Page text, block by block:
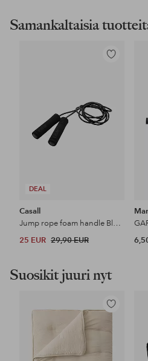
Samankaltaisia
DEAL
Lisää
Casall
Jump rope foam handle Black
25 EUR 29,90 EUR
Suosikit juuri nyt
Lisää